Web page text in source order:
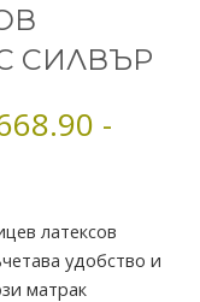
СИЛВЪР
€
-
латексов
удобство и
матрак